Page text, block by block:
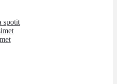
spotit